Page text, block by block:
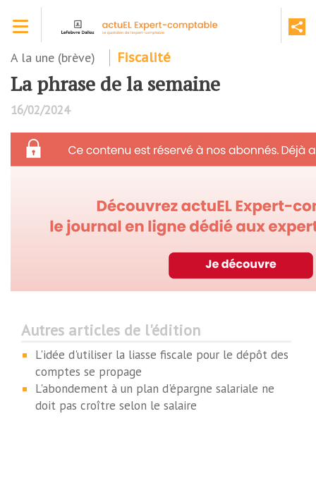
contenu
A la une (brève) Fiscalité
La phrase de la semaine
16/02/2024
Autres articles de l'édition
L'idée d'utiliser la liasse fiscale pour le dépôt des
comptes se propage
L'abondement à un plan d'épargne salariale ne
doit pas croître selon le salaire